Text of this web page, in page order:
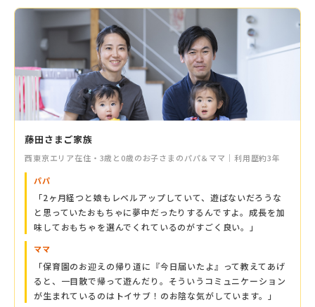
藤田さまご家族
西東京エリア在住・3歳と0歳のお子さまのパパ＆ママ｜利用歴約3年
パパ
「2ヶ月経つと娘もレベルアップしていて、遊ばないだろうな
と思っていたおもちゃに夢中だったりするんですよ。成長を加
味しておもちゃを選んでくれているのがすごく良い。」
ママ
「保育園のお迎えの帰り道に『今日届いたよ』って教えてあげ
ると、一目散で帰って遊んだり。そういうコミュニケーション
が生まれているのはトイサブ！のお陰な気がしています。」